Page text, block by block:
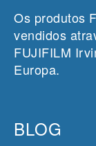
Os produtos
vendidos
FUJIFILM
Europa.
BLOG